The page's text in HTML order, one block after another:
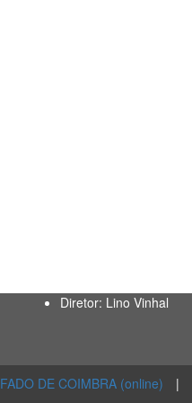
Diretor: Lino Vinhal
FADO DE COIMBRA (online) |